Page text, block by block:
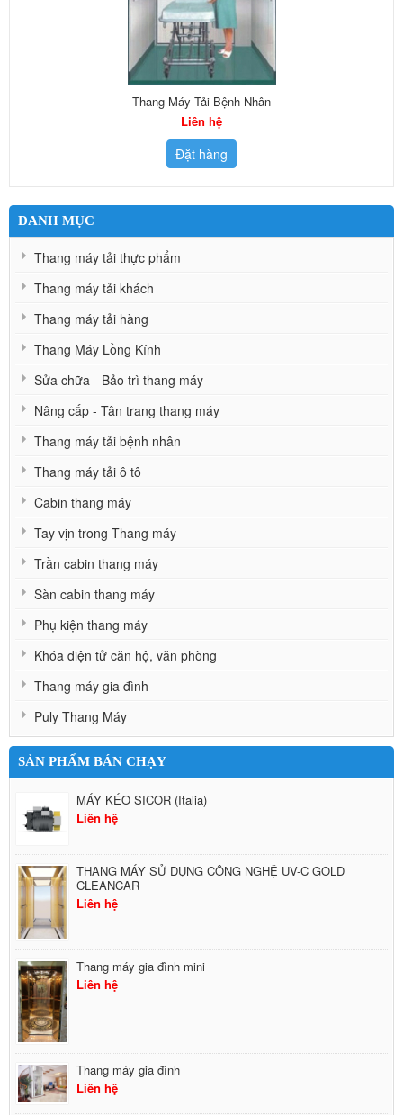
Thang Máy Tải Bệnh Nhân
Liên hệ
Đặt hàng
DANH MỤC
Thang máy tải thực phẩm
Thang máy tải khách
Thang máy tải hàng
Thang Máy Lồng Kính
Sửa chữa - Bảo trì thang máy
Nâng cấp - Tân trang thang máy
Thang máy tải bệnh nhân
Thang máy tải ô tô
Cabin thang máy
Tay vịn trong Thang máy
Trần cabin thang máy
Sàn cabin thang máy
Phụ kiện thang máy
Khóa điện tử căn hộ, văn phòng
Thang máy gia đình
Puly Thang Máy
SẢN PHẨM BÁN CHẠY
MÁY KÉO SICOR (Italia)
Liên hệ
THANG MÁY SỬ DỤNG CÔNG NGHỆ UV-C GOLD
CLEANCAR
Liên hệ
Thang máy gia đình mini
Liên hệ
Thang máy gia đình
Liên hệ